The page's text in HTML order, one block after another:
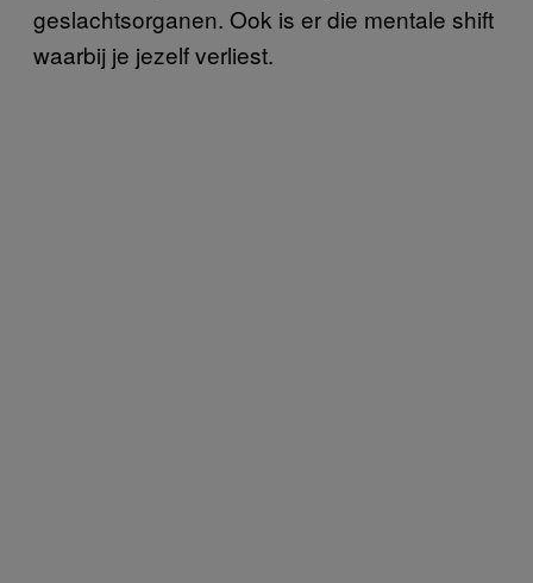
geslachtsorganen. Ook is er die mentale shift
waarbij je jezelf verliest.